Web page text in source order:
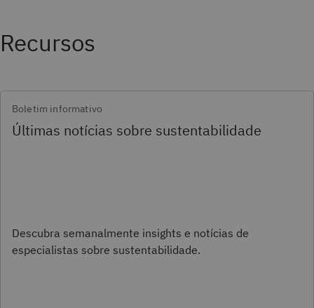
Recursos
Boletim informativo
Últimas notícias sobre sustentabilidade
Descubra semanalmente insights e notícias de
especialistas sobre sustentabilidade.